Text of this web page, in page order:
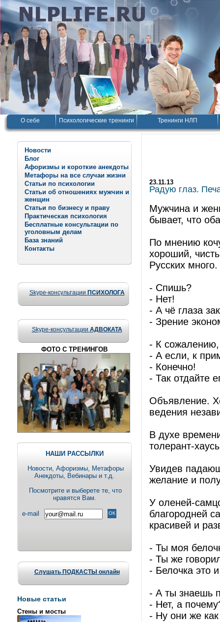
О себе Психологические тренинги Тренинги НЛП
Новости
Блог
Афоризмы и короткие анекдоты
Метафоры на все случаи жизни
Статьи по психологии
Статьи об отношениях мужчин и
женщин
Статьи по бизнесу и праву
Практическая психология
Бесплатные консультации по
уголовным делам
База знаний
Контакты
Skype-консультации ПСИХОЛОГА
Skype-консультации АДВОКАТА
ФОТО С ТРЕНИНГОВ
НАШИ РАССЫЛКИ
Новости, Aфоризмы, Метафоры
Анекдоты, Вебинары и т.д.
Посмотрите и выберете те, что
нравятся Вам.
e-mail
Слушать ПОДКАСТЫ онлайн
Новые статьи
Стены и мосты
23.11.13
Радую глаз.
Мужчина и
бывает, что
По мнению
хороший,
Русских много.
- Спишь?
- Нет!
- А чё глаза
- Зрение
- К сожалению,
- А если, к
- Конечно!
- Так отдайте
Объявление.
ведения
В духе
толерант-
Увидев
желание и
У оленей-
благородней
красивей и
- Ты моя
- Ты же
- Белочка это
- А ты знаешь
- Нет, а
- Ну они же